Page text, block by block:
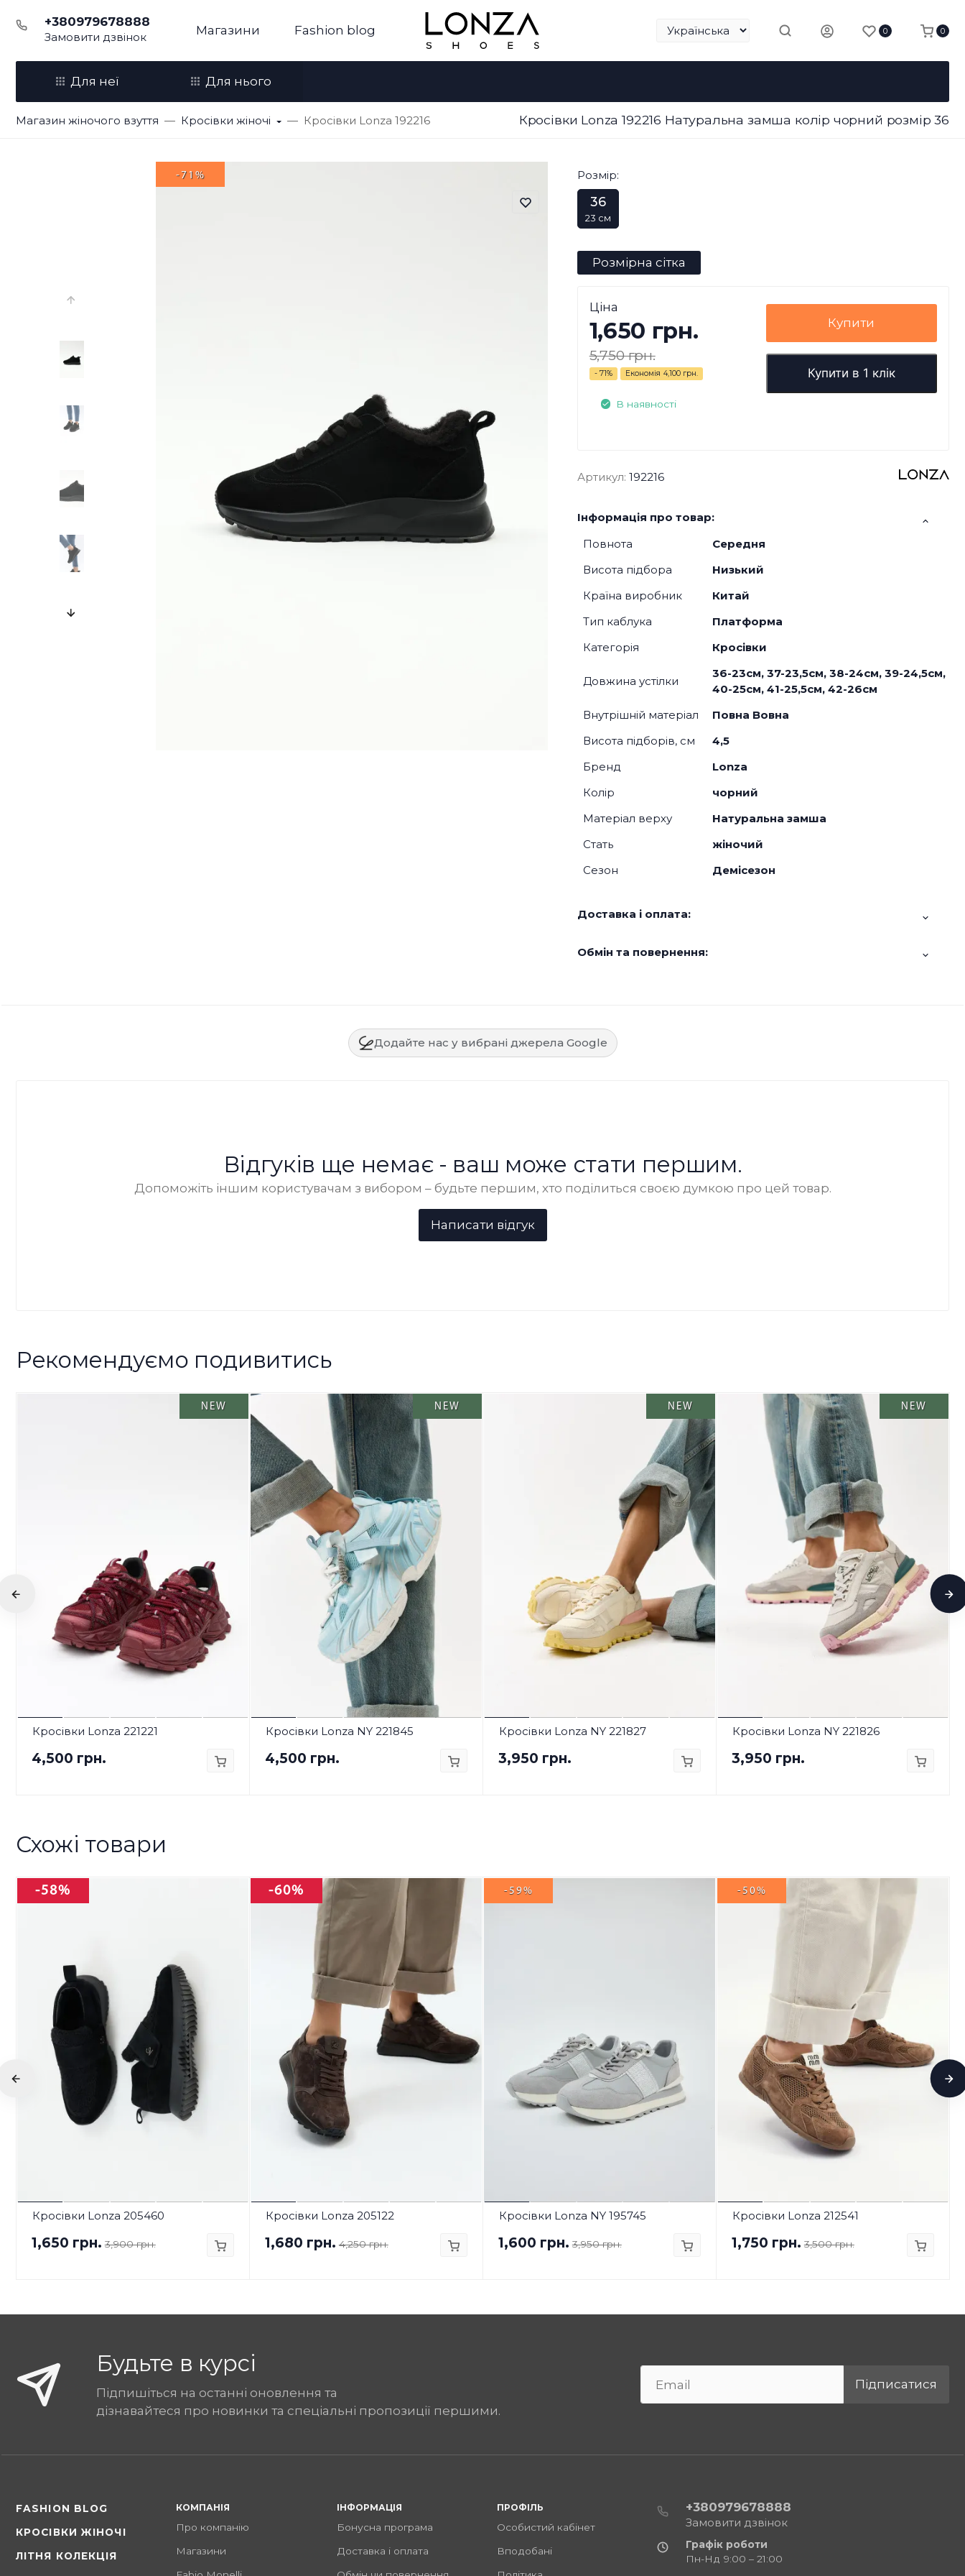
+380979678888
Замовити дзвінок Магазини Fashion blog 0 0
Для неї Для нього
Магазин жіночого взуття Кросівки жіночі Кросівки Lonza 192216 Кросівки Lonza 192216 Натуральна замша колір чорний розмір 36
-71% Розмір:
36
23 см
Розмірна сітка
Ціна
1,650 грн.
5,750 грн.
- 71% Економія 4,100 грн.
В наявності
Купити
Купити в 1 клік
Артикул: 192216
Інформація про товар:
Повнота
Середня
Висота підбора
Низький
Країна виробник
Китай
Тип каблука
Платформа
Категорія
Кросівки
Довжина устілки
36-23см, 37-23,5см, 38-24см, 39-24,5см,
40-25см, 41-25,5см, 42-26см
Внутрішній матеріал
Повна Вовна
Висота підборів, см
4,5
Бренд
Lonza
Колір
чорний
Матеріал верху
Натуральна замша
Стать
жіночий
Сезон
Демісезон
Доставка і оплата:
Обмін та повернення:
Додайте нас у вибрані джерела Google
Відгуків ще немає - ваш може стати першим.
Допоможіть іншим користувачам з вибором – будьте першим, хто поділиться своєю думкою про цей товар.
Рекомендуємо подивитись
NEW
Кросівки Lonza 221221
4,500 грн.
NEW
Кросівки Lonza NY 221845
4,500 грн.
NEW
Кросівки Lonza NY 221827
3,950 грн.
NEW
Кросівки Lonza NY 221826
3,950 грн.
Схожі товари
-58%
Кросівки Lonza 205460
1,650 грн. 3,900 грн.
-60%
Кросівки Lonza 205122
1,680 грн. 4,250 грн.
-59%
Кросівки Lonza NY 195745
1,600 грн. 3,950 грн.
-50%
Кросівки Lonza 212541
1,750 грн. 3,500 грн.
Будьте в курсі
Підпишіться на останні оновлення та
дізнавайтеся про новинки та спеціальні пропозиції першими.
Підписатися
FASHION BLOG
КРОСІВКИ ЖІНОЧІ
ЛІТНЯ КОЛЕКЦІЯ
КОМПАНІЯ
Про компанію
Магазини
ІНФОРМАЦІЯ
Бонусна програма
Доставка і оплата
ПРОФІЛЬ
Особистий кабінет
Вподобані
+380979678888
Замовити дзвінок
Графік роботи
Пн-Нд 9:00 – 21:00